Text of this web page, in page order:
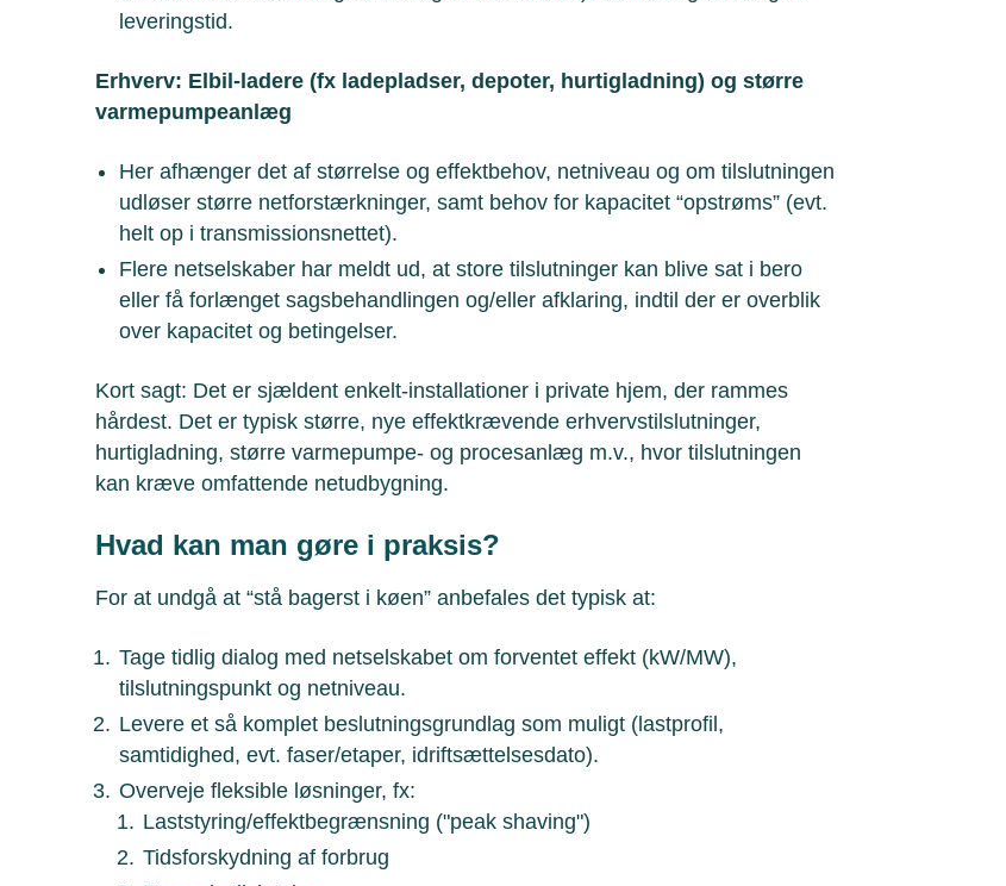
leveringstid.
Erhverv: Elbil-ladere (fx ladepladser, depoter, hurtigladning) og større
varmepumpeanlæg
Her afhænger det af størrelse og effektbehov, netniveau og om tilslutningen
udløser større netforstærkninger, samt behov for kapacitet “opstrøms” (evt.
helt op i transmissionsnettet).
Flere netselskaber har meldt ud, at store tilslutninger kan blive sat i bero
eller få forlænget sagsbehandlingen og/eller afklaring, indtil der er overblik
over kapacitet og betingelser.
Kort sagt: Det er sjældent enkelt-installationer i private hjem, der rammes
hårdest. Det er typisk større, nye effektkrævende erhvervstilslutninger,
hurtigladning, større varmepumpe- og procesanlæg m.v., hvor tilslutningen
kan kræve omfattende netudbygning.
Hvad kan man gøre i praksis?
For at undgå at “stå bagerst i køen” anbefales det typisk at:
Tage tidlig dialog med netselskabet om forventet effekt (kW/MW),
tilslutningspunkt og netniveau.
Levere et så komplet beslutningsgrundlag som muligt (lastprofil,
samtidighed, evt. faser/etaper, idriftsættelsesdato).
Overveje fleksible løsninger, fx:
Laststyring/effektbegrænsning ("peak shaving")
Tidsforskydning af forbrug